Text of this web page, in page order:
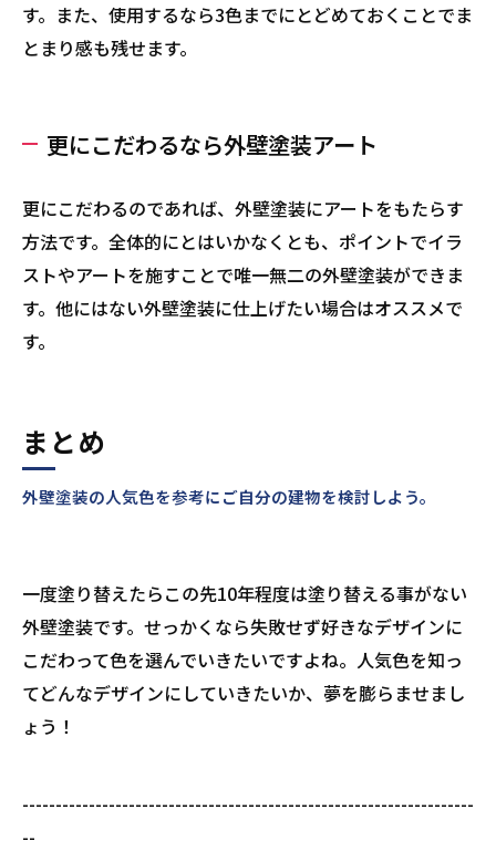
す。また、使用するなら3色までにとどめておくことでま
とまり感も残せます。
更にこだわるなら外壁塗装アート
更にこだわるのであれば、外壁塗装にアートをもたらす
方法です。全体的にとはいかなくとも、ポイントでイラ
ストやアートを施すことで唯一無二の外壁塗装ができま
す。他にはない外壁塗装に仕上げたい場合はオススメで
す。
外壁塗装の人気色を参考にご自分の建物を検討しよう。
まとめ
一度塗り替えたらこの先10年程度は塗り替える事がない
外壁塗装です。せっかくなら失敗せず好きなデザインに
こだわって色を選んでいきたいですよね。人気色を知っ
てどんなデザインにしていきたいか、夢を膨らませまし
ょう！
--------------------------------------------------------------------
--